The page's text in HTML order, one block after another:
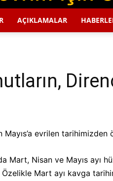
AÇIKLAMALAR
Mayıs’a evrilen
Mart, Nisan ve Mayıs ayı
Mart ayı kavga